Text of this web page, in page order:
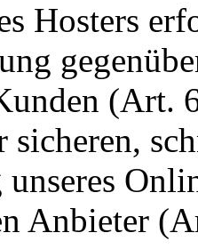
Hosters
sicheren,
Anbieter